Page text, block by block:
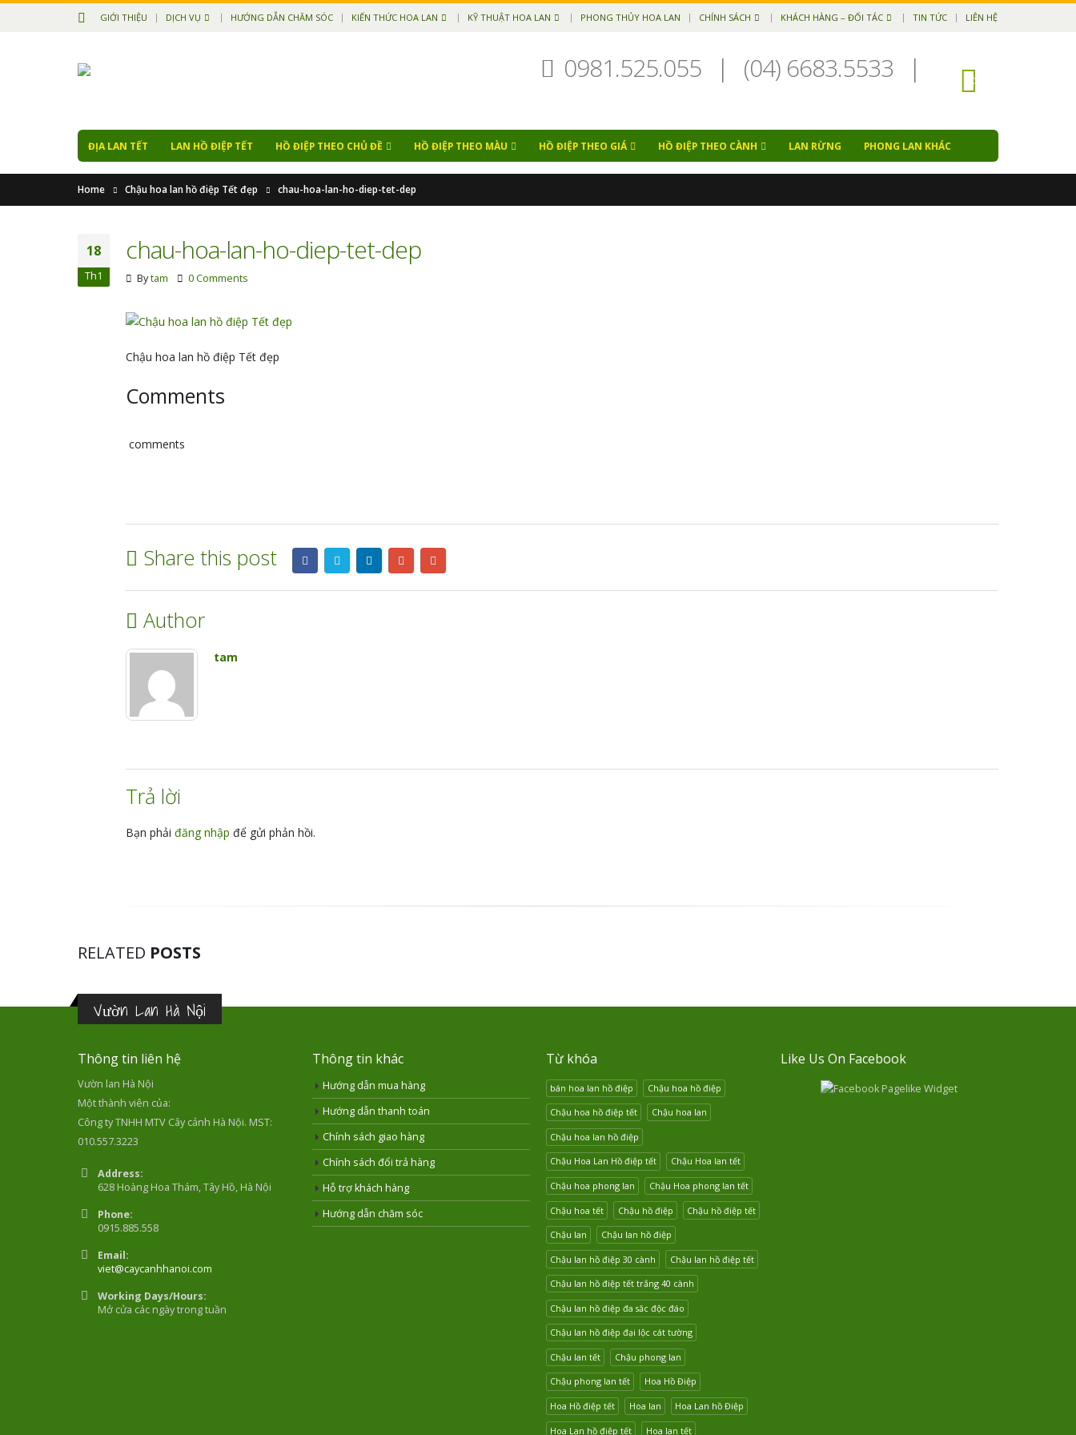
GIỚI THIỆU DỊCH VỤ HƯỚNG DẪN CHĂM SÓC KIẾN THỨC HOA LAN KỸ THUẬT HOA LAN PHONG THỦY HOA LAN CHÍNH SÁCH KHÁCH HÀNG – ĐỐI TÁC TIN TỨC LIÊN HỆ
0981.525.055 | (04) 6683.5533 |
ĐỊA LAN TẾT LAN HỒ ĐIỆP TẾT HỒ ĐIỆP THEO CHỦ ĐỀ HỒ ĐIỆP THEO MÀU HỒ ĐIỆP THEO GIÁ HỒ ĐIỆP THEO CÀNH LAN RỪNG PHONG LAN KHÁC
Home Chậu hoa lan hồ điệp Tết đẹp chau-hoa-lan-ho-diep-tet-dep
18
Th1
chau-hoa-lan-ho-diep-tet-dep
Bytam 0 Comments
Chậu hoa lan hồ điệp Tết đẹp
Comments
comments
Share this post
Author
tam
Trả lời
Bạn phải đăng nhập để gửi phản hồi.
RELATED POSTS
Vườn Lan Hà Nội
Thông tin liên hệ
Vườn lan Hà Nội
Một thành viên của:
Công ty TNHH MTV Cây cảnh Hà Nội. MST:
010.557.3223
Address:
628 Hoàng Hoa Thám, Tây Hồ, Hà Nội
Phone:
0915.885.558
Email:
viet@caycanhhanoi.com
Working Days/Hours:
Mở cửa các ngày trong tuần
Thông tin khác
Hướng dẫn mua hàng
Hướng dẫn thanh toán
Chính sách giao hàng
Chính sách đổi trả hàng
Hỗ trợ khách hàng
Hướng dẫn chăm sóc
Từ khóa
bán hoa lan hồ điệp Chậu hoa hồ điệp
Chậu hoa hồ điệp tết Chậu hoa lan
Chậu hoa lan hồ điệp
Chậu Hoa Lan Hồ điệp tết Chậu Hoa lan tết
Chậu hoa phong lan Chậu Hoa phong lan tết
Chậu hoa tết Chậu hồ điệp Chậu hồ điệp tết
Chậu lan Chậu lan hồ điệp
Chậu lan hồ điệp 30 cành Chậu lan hồ điệp tết
Chậu lan hồ điệp tết trắng 40 cành
Chậu lan hồ điệp đa săc độc đáo
Chậu lan hồ điệp đại lộc cát tường
Chậu lan tết Chậu phong lan
Chậu phong lan tết Hoa Hồ Điệp
Hoa Hồ điệp tết Hoa lan Hoa Lan hồ Điệp
Hoa Lan hồ điệp tết Hoa lan tết
Like Us On Facebook